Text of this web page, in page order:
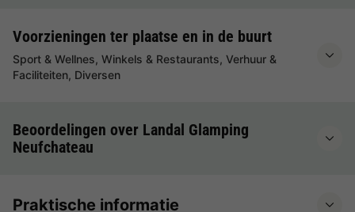
Voorzieningen ter plaatse en in de buurt
Sport & Wellnes, Winkels & Restaurants, Verhuur &
Faciliteiten, Diversen
Beoordelingen over Landal Glamping
Neufchateau
Praktische informatie